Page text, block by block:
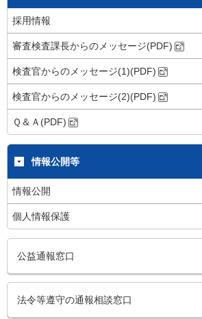
採用情報
審査検査課長からのメッセージ(PDF)
検査官からのメッセージ(1)(PDF)
検査官からのメッセージ(2)(PDF)
Ｑ＆Ａ(PDF)
情報公開等
情報公開
個人情報保護
公益通報窓口
法令等遵守の通報相談窓口